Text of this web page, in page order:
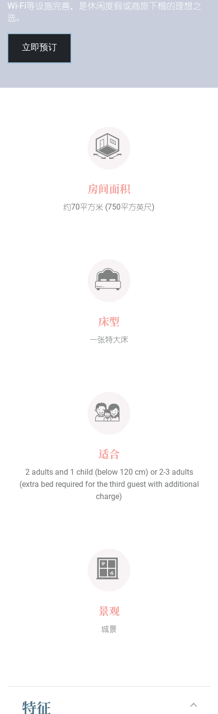
Wi-Fi等设施完善，是休闲度假或商旅下榻的理想之
选。
立即预订
房间面积
约70平方米 (750平方英尺)
床型
一张特大床
适合
2 adults and 1 child (below 120 cm) or 2-3 adults
(extra bed required for the third guest with additional
charge)
景观
城景